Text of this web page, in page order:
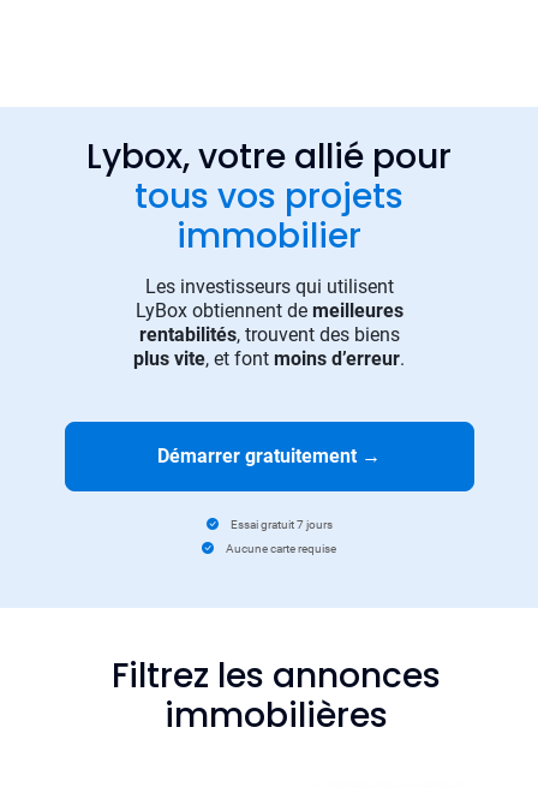
Lybox, votre allié pour
tous vos projets
immobilier
Les investisseurs qui utilisent
LyBox obtiennent de meilleures
rentabilités, trouvent des biens
plus vite, et font moins d’erreur.
Démarrer gratuitement →
Essai gratuit 7 jours
Aucune carte requise
Filtrez les annonces
immobilières